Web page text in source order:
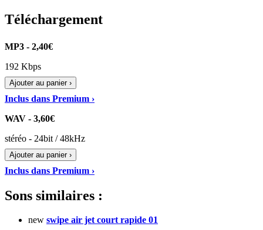
Téléchargement
MP3 - 2,40€
192 Kbps
Ajouter au panier ›
Inclus dans Premium ›
WAV - 3,60€
stéréo - 24bit / 48kHz
Ajouter au panier ›
Inclus dans Premium ›
Sons similaires :
new swipe air jet court rapide 01